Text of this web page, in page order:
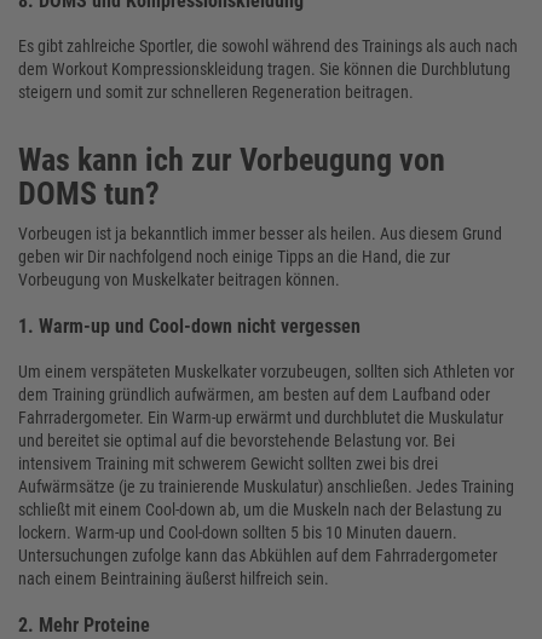
Es gibt zahlreiche Sportler, die sowohl während des Trainings als auch nach
dem Workout Kompressionskleidung tragen. Sie können die Durchblutung
steigern und somit zur schnelleren Regeneration beitragen.
Was kann ich zur Vorbeugung von
DOMS tun?
Vorbeugen ist ja bekanntlich immer besser als heilen. Aus diesem Grund
geben wir Dir nachfolgend noch einige Tipps an die Hand, die zur
Vorbeugung von Muskelkater beitragen können.
1. Warm-up und Cool-down nicht vergessen
Um einem verspäteten Muskelkater vorzubeugen, sollten sich Athleten vor
dem Training gründlich aufwärmen, am besten auf dem Laufband oder
Fahrradergometer. Ein Warm-up erwärmt und durchblutet die Muskulatur
und bereitet sie optimal auf die bevorstehende Belastung vor. Bei
intensivem Training mit schwerem Gewicht sollten zwei bis drei
Aufwärmsätze (je zu trainierende Muskulatur) anschließen. Jedes Training
schließt mit einem Cool-down ab, um die Muskeln nach der Belastung zu
lockern. Warm-up und Cool-down sollten 5 bis 10 Minuten dauern.
Untersuchungen zufolge kann das Abkühlen auf dem Fahrradergometer
nach einem Beintraining äußerst hilfreich sein.
2. Mehr Proteine